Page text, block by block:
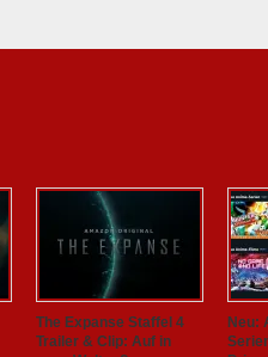
The Expanse Staffel 4
Trailer & Clip: Auf in
Neu: